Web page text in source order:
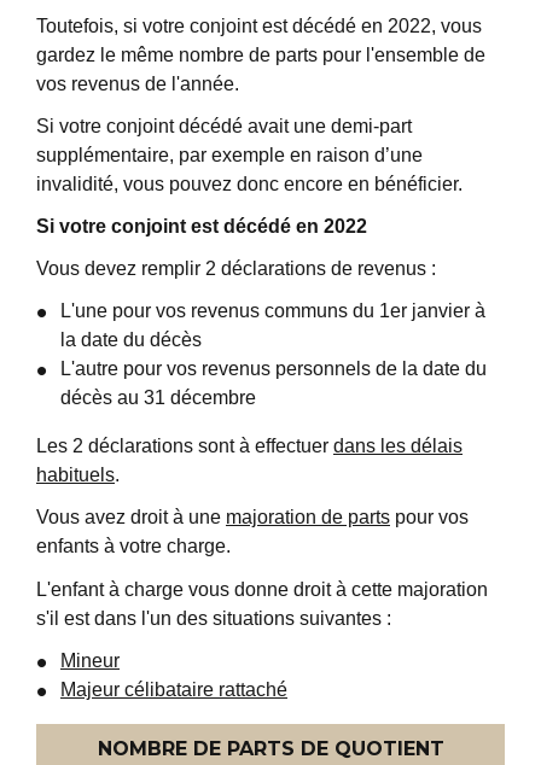
Toutefois, si votre conjoint est décédé en 2022, vous
gardez le même nombre de parts pour l'ensemble de
vos revenus de l'année.
Si votre conjoint décédé avait une demi-part
supplémentaire, par exemple en raison d’une
invalidité, vous pouvez donc encore en bénéficier.
Si votre conjoint est décédé en 2022
Vous devez remplir 2 déclarations de revenus :
L'une pour vos revenus communs du 1er janvier à
la date du décès
L'autre pour vos revenus personnels de la date du
décès au 31 décembre
Les 2 déclarations sont à effectuer dans les délais
habituels.
Vous avez droit à une majoration de parts pour vos
enfants à votre charge.
L'enfant à charge vous donne droit à cette majoration
s'il est dans l'un des situations suivantes :
Mineur
Majeur célibataire rattaché
NOMBRE DE PARTS DE QUOTIENT